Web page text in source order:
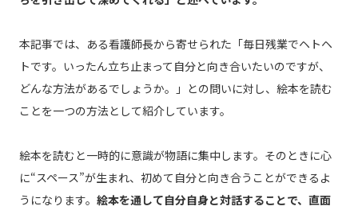
本記事では、ある看護師長から寄せられた「毎日残業でヘトヘ
トです。いったん立ち止まって自分と向き合いたいのですが、
どんな方法があるでしょうか。」との問いに対し、絵本を読む
ことを一つの方法として紹介しています。
絵本を読むと一時的に意識が物語に集中します。そのときに心
に“スペース”が生まれ、初めて自分と向き合うことができるよ
うになります。 絵本を通して自分自身と対話することで、直面